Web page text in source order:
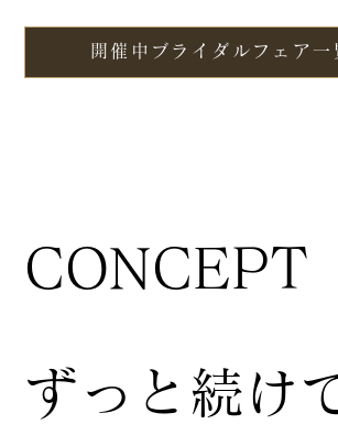
開催中ブライダルフェア一
CONCEPT
ずっと続け